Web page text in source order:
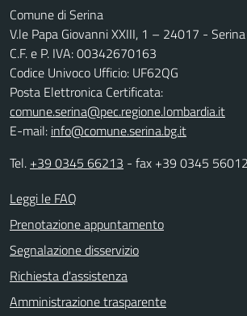
Comune di Serina
V.le Papa Giovanni XXIII, 1 – 24017 - Serina
C.F. e P. IVA: 00342670163
Codice Univoco Ufficio: UF62QG
Posta Elettronica Certificata:
comune.serina@pec.regione.lombardia.it
E-mail: info@comune.serina.bg.it
Tel. +39 0345 66213 - fax +39 0345 56012
Leggi le FAQ
Prenotazione appuntamento
Segnalazione disservizio
Richiesta d'assistenza
Amministrazione trasparente